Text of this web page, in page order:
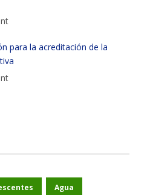
para la acreditación de la
Agua